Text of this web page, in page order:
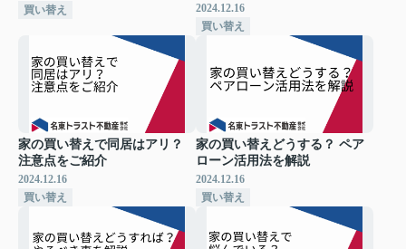
買い替え
2024.12.16
買い替え
家の買い替えで同居はアリ？
注意点をご紹介
2024.12.16
買い替え
家の買い替えどうする？ ペア
ローン活用法を解説
2024.12.16
買い替え